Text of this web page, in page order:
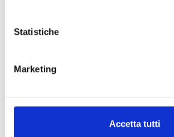
Statistiche
Marketing
Accetta tutti